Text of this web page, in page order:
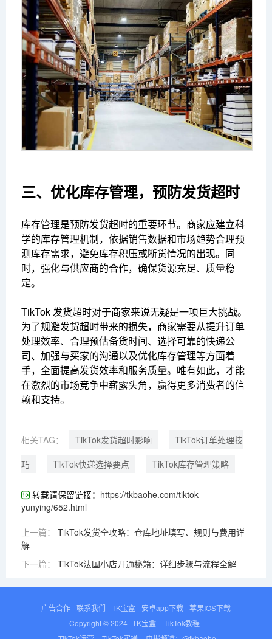
三、优化库存管理，预防发货超时
库存管理是预防发货超时的重要环节。商家应建立科
学的库存管理机制，依据销售数据和市场趋势合理预
测库存需求，避免库存积压或断货情况的出现。同
时，强化与供应商的合作，确保货源充足、质量稳
定。
TikTok 发货超时对于商家来说无疑是一项巨大挑战。
为了规避发货超时带来的损失，商家需要从提升订单
处理效率、合理预估备货时间、选择可靠的快递公
司、加强与买家的沟通以及优化库存管理等方面着
手，全面提高发货效率和服务质量。唯有如此，才能
在激烈的市场竞争中崭露头角，赢得更多消费者的信
赖和支持。
相关TAG： TikTok发货超时影响
TikTok订单处理技
巧
TikTok快递选择要点 TikTok库存管理策略
转载请保留链接： https://tkbaohe.com/tiktok-
yunying/652.html
上一篇：
TikTok发货全攻略：仓库地址填写、规则与费用详
解
下一篇：
TikTok法国小店开通秘籍：详细步骤与流程全解
广告合作 联系我们 TK宝盒 安卓app下载 苹果IOS下载
Copyright © 2024 TK宝盒
TikTok教程